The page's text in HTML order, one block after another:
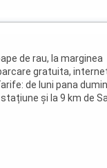
de rau, la marginea
gratuita,
de luni pana
și la 9 km de